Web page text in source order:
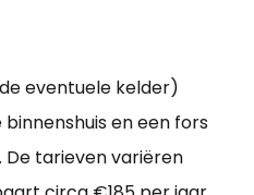
eventuele kelder)
en een fors
De tarieven variëren